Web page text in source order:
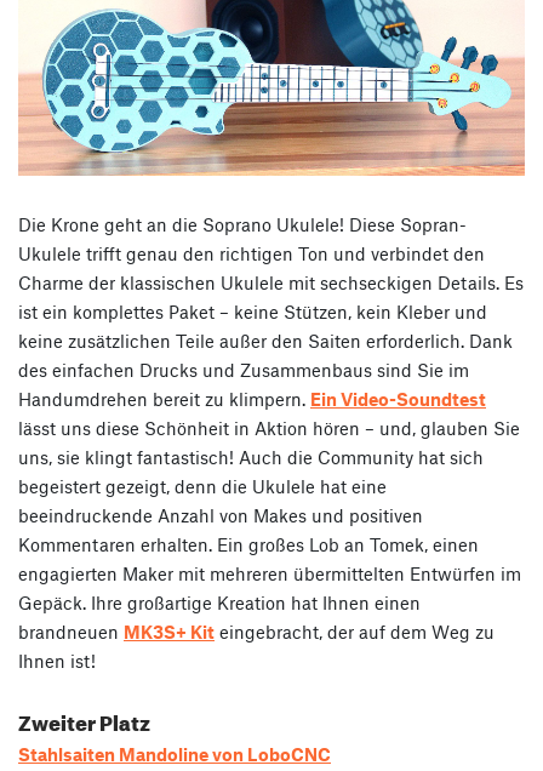
Die Krone geht an die Soprano Ukulele! Diese Sopran-
Ukulele trifft genau den richtigen Ton und verbindet den
Charme der klassischen Ukulele mit sechseckigen Details. Es
ist ein komplettes Paket – keine Stützen, kein Kleber und
keine zusätzlichen Teile außer den Saiten erforderlich. Dank
des einfachen Drucks und Zusammenbaus sind Sie im
Handumdrehen bereit zu klimpern. Ein Video-Soundtest
lässt uns diese Schönheit in Aktion hören – und, glauben Sie
uns, sie klingt fantastisch! Auch die Community hat sich
begeistert gezeigt, denn die Ukulele hat eine
beeindruckende Anzahl von Makes und positiven
Kommentaren erhalten. Ein großes Lob an Tomek, einen
engagierten Maker mit mehreren übermittelten Entwürfen im
Gepäck. Ihre großartige Kreation hat Ihnen einen
brandneuen MK3S+ Kit eingebracht, der auf dem Weg zu
Ihnen ist!
Zweiter Platz
Stahlsaiten Mandoline von LoboCNC